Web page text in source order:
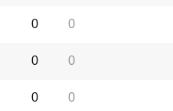
0
0
0
0
0
0